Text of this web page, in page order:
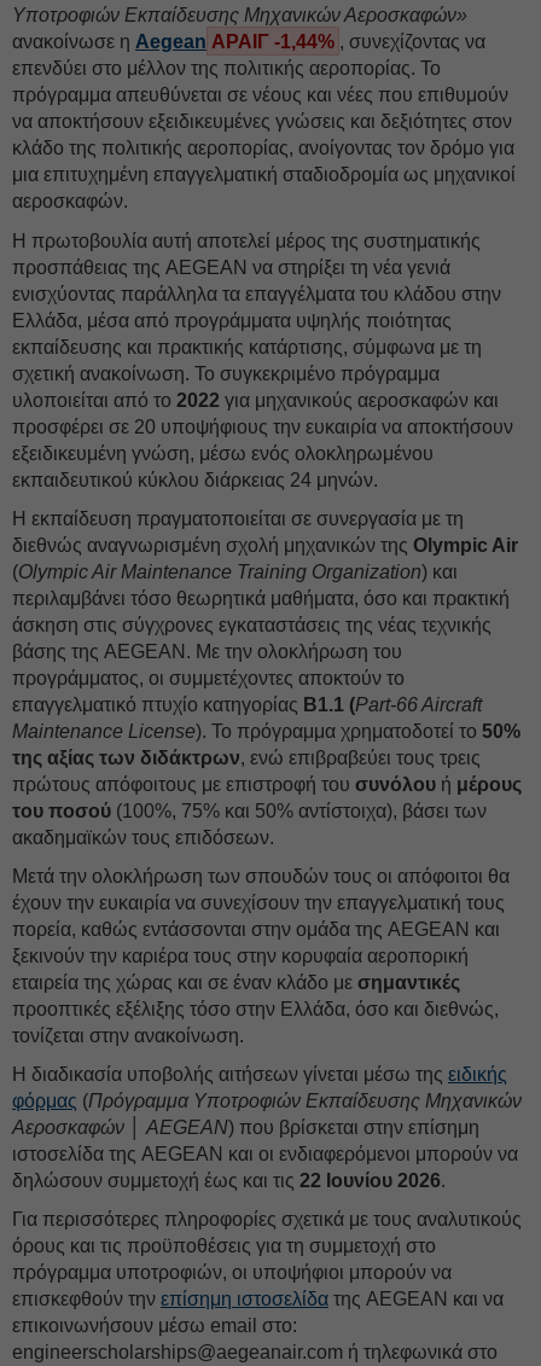
Υποτροφιών Εκπαίδευσης Μηχανικών Αεροσκαφών»
ανακοίνωσε η Aegean ΑΡΑΙΓ -1,44% , συνεχίζοντας να
επενδύει στο μέλλον της πολιτικής αεροπορίας. Το
πρόγραμμα απευθύνεται σε νέους και νέες που επιθυμούν
να αποκτήσουν εξειδικευμένες γνώσεις και δεξιότητες στον
κλάδο της πολιτικής αεροπορίας, ανοίγοντας τον δρόμο για
μια επιτυχημένη επαγγελματική σταδιοδρομία ως μηχανικοί
αεροσκαφών.
Η πρωτοβουλία αυτή αποτελεί μέρος της συστηματικής
προσπάθειας της AEGEAN να στηρίξει τη νέα γενιά
ενισχύοντας παράλληλα τα επαγγέλματα του κλάδου στην
Ελλάδα, μέσα από προγράμματα υψηλής ποιότητας
εκπαίδευσης και πρακτικής κατάρτισης, σύμφωνα με τη
σχετική ανακοίνωση. Το συγκεκριμένο πρόγραμμα
υλοποιείται από το 2022 για μηχανικούς αεροσκαφών και
προσφέρει σε 20 υποψήφιους την ευκαιρία να αποκτήσουν
εξειδικευμένη γνώση, μέσω ενός ολοκληρωμένου
εκπαιδευτικού κύκλου διάρκειας 24 μηνών.
Η εκπαίδευση πραγματοποιείται σε συνεργασία με τη
διεθνώς αναγνωρισμένη σχολή μηχανικών της Olympic Air
(Olympic Air Maintenance Training Organization) και
περιλαμβάνει τόσο θεωρητικά μαθήματα, όσο και πρακτική
άσκηση στις σύγχρονες εγκαταστάσεις της νέας τεχνικής
βάσης της AEGEAN. Με την ολοκλήρωση του
προγράμματος, οι συμμετέχοντες αποκτούν το
επαγγελματικό πτυχίο κατηγορίας Β1.1 (Part-66 Aircraft
Maintenance License). Το πρόγραμμα χρηματοδοτεί το 50%
της αξίας των διδάκτρων, ενώ επιβραβεύει τους τρεις
πρώτους απόφοιτους με επιστροφή του συνόλου ή μέρους
του ποσού (100%, 75% και 50% αντίστοιχα), βάσει των
ακαδημαϊκών τους επιδόσεων.
Μετά την ολοκλήρωση των σπουδών τους οι απόφοιτοι θα
έχουν την ευκαιρία να συνεχίσουν την επαγγελματική τους
πορεία, καθώς εντάσσονται στην ομάδα της AEGEAN και
ξεκινούν την καριέρα τους στην κορυφαία αεροπορική
εταιρεία της χώρας και σε έναν κλάδο με σημαντικές
προοπτικές εξέλιξης τόσο στην Ελλάδα, όσο και διεθνώς,
τονίζεται στην ανακοίνωση.
Η διαδικασία υποβολής αιτήσεων γίνεται μέσω της ειδικής
φόρμας (Πρόγραμμα Υποτροφιών Εκπαίδευσης Μηχανικών
Αεροσκαφών │ AEGEAN) που βρίσκεται στην επίσημη
ιστοσελίδα της AEGEAN και οι ενδιαφερόμενοι μπορούν να
δηλώσουν συμμετοχή έως και τις 22 Ιουνίου 2026.
Για περισσότερες πληροφορίες σχετικά με τους αναλυτικούς
όρους και τις προϋποθέσεις για τη συμμετοχή στο
πρόγραμμα υποτροφιών, οι υποψήφιοι μπορούν να
επισκεφθούν την επίσημη ιστοσελίδα της AEGEAN και να
επικοινωνήσουν μέσω email στο:
engineerscholarships@aegeanair.com ή τηλεφωνικά στο